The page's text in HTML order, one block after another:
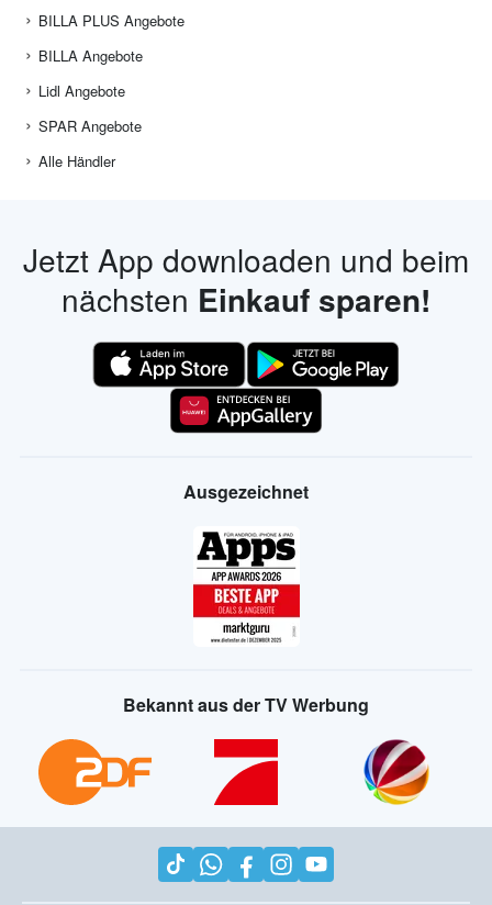
BILLA PLUS Angebote
BILLA Angebote
Lidl Angebote
SPAR Angebote
Alle Händler
Jetzt App downloaden und beim
nächsten Einkauf sparen!
Ausgezeichnet
Bekannt aus der TV Werbung